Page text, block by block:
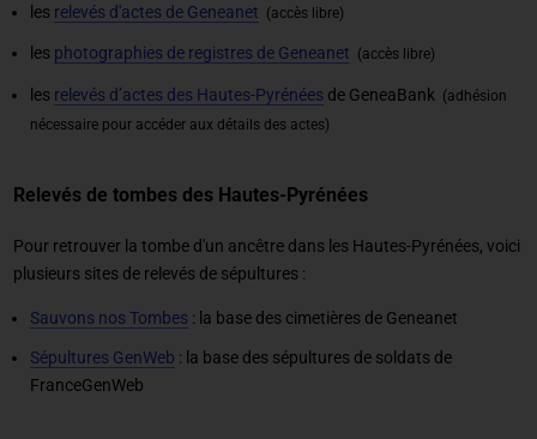
les relevés d'actes de Geneanet (accès libre)
les photographies de registres de Geneanet (accès libre)
les relevés d’actes des Hautes-Pyrénées de GeneaBank (adhésion
nécessaire pour accéder aux détails des actes)
Relevés de tombes des Hautes-Pyrénées
Pour retrouver la tombe d'un ancêtre dans les Hautes-Pyrénées, voici
plusieurs sites de relevés de sépultures :
Sauvons nos Tombes : la base des cimetières de Geneanet
Sépultures GenWeb : la base des sépultures de soldats de
FranceGenWeb